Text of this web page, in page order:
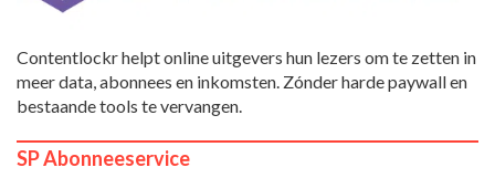
Contentlockr helpt online uitgevers hun lezers om te zetten in
meer data, abonnees en inkomsten. Zónder harde paywall en
bestaande tools te vervangen.
SP Abonneeservice